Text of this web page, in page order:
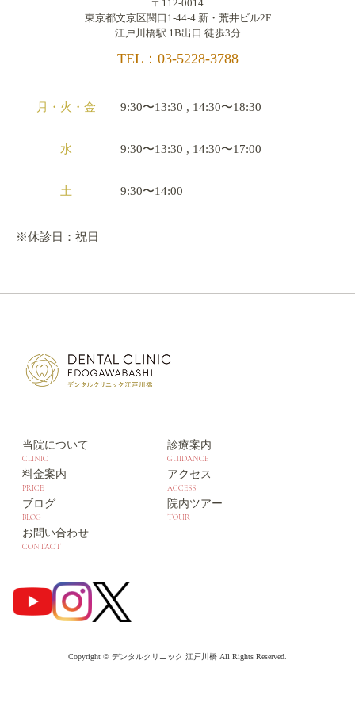
〒112-0014
東京都文京区関口1-44-4 新・荒井ビル2F
江戸川橋駅 1B出口 徒歩3分
TEL：03-5228-3788
月・火・金 9:30〜13:30 , 14:30〜18:30
水 9:30〜13:30 , 14:30〜17:00
土 9:30〜14:00
※休診日：祝日
当院について
CLINIC
診療案内
GUIDANCE
料金案内
PRICE
アクセス
ACCESS
ブログ
BLOG
院内ツアー
TOUR
お問い合わせ
CONTACT
Copyright © デンタルクリニック 江戸川橋 All Rights Reserved.